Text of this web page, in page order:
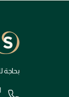
بحاجة